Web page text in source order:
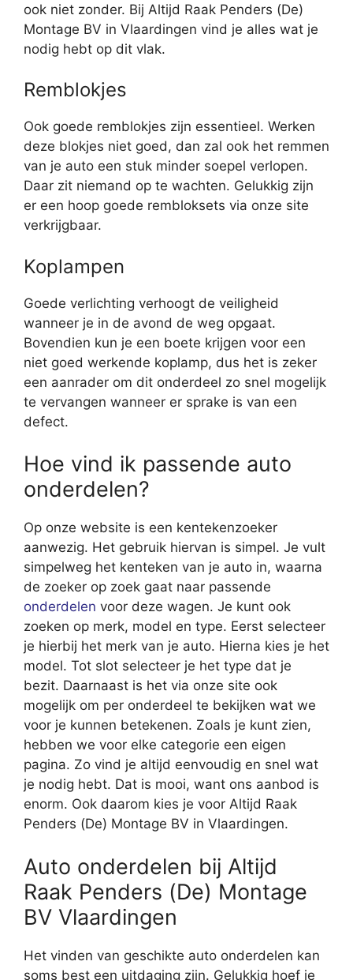
ook niet zonder. Bij Altijd Raak Penders (De)
Montage BV in Vlaardingen vind je alles wat je
nodig hebt op dit vlak.
Remblokjes
Ook goede remblokjes zijn essentieel. Werken
deze blokjes niet goed, dan zal ook het remmen
van je auto een stuk minder soepel verlopen.
Daar zit niemand op te wachten. Gelukkig zijn
er een hoop goede rembloksets via onze site
verkrijgbaar.
Koplampen
Goede verlichting verhoogt de veiligheid
wanneer je in de avond de weg opgaat.
Bovendien kun je een boete krijgen voor een
niet goed werkende koplamp, dus het is zeker
een aanrader om dit onderdeel zo snel mogelijk
te vervangen wanneer er sprake is van een
defect.
Hoe vind ik passende auto
onderdelen?
Op onze website is een kentekenzoeker
aanwezig. Het gebruik hiervan is simpel. Je vult
simpelweg het kenteken van je auto in, waarna
de zoeker op zoek gaat naar passende
onderdelen voor deze wagen. Je kunt ook
zoeken op merk, model en type. Eerst selecteer
je hierbij het merk van je auto. Hierna kies je het
model. Tot slot selecteer je het type dat je
bezit. Daarnaast is het via onze site ook
mogelijk om per onderdeel te bekijken wat we
voor je kunnen betekenen. Zoals je kunt zien,
hebben we voor elke categorie een eigen
pagina. Zo vind je altijd eenvoudig en snel wat
je nodig hebt. Dat is mooi, want ons aanbod is
enorm. Ook daarom kies je voor Altijd Raak
Penders (De) Montage BV in Vlaardingen.
Auto onderdelen bij Altijd
Raak Penders (De) Montage
BV Vlaardingen
Het vinden van geschikte auto onderdelen kan
soms best een uitdaging zijn. Gelukkig hoef je